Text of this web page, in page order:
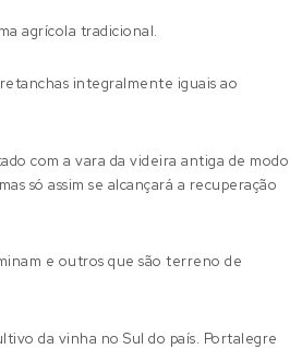
agrícola tradicional.
integralmente iguais ao
com a vara da videira antiga de modo
só assim se alcançará a recuperação
e outros que são terreno de
da vinha no Sul do país. Portalegre